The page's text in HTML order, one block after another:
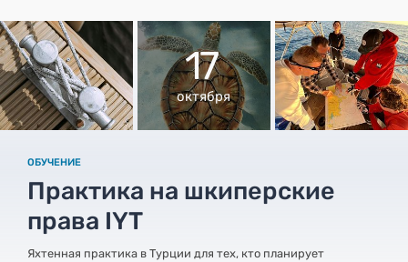
17
октября
ОБУЧЕНИЕ
Практика на шкиперские
права IYT
Яхтенная практика в Турции для тех, кто планирует